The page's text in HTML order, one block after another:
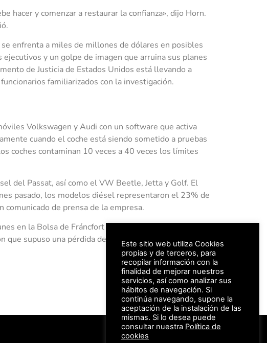
hacer y comenzar a restaurar la confianza», dijo Horn.
enfrenta a miles de millones de dólares en posibles
y un golpe de imagen que arruina sus planes
de Justicia de Estados Unidos está llevando a
familiarizados con la investigación.
Volkswagen y Audi con un software que activa
cuando el coche está siendo sometido a pruebas
coches contaminan 10 veces a 40 veces los límites
del Passat, así como el VW Beetle, Jetta y Golf. El
pasado, los modelos diésel representaron el 23% de
comunicado de prensa de la empresa.
en la Bolsa de Fráncfort hasta su mínimo en tres
que supuso una pérdida de valor de unos 15.600
#FeriaAutomovil25
Este sitio web utiliza Cookies
propias y de terceros, para
recopilar información con la
finalidad de mejorar nuestros
servicios, así como analizar sus
hábitos de navegación. Si
continúa navegando, supone la
aceptación de la instalación de las
mismas. Si lo desea puede
consultar nuestra Política de
cookies